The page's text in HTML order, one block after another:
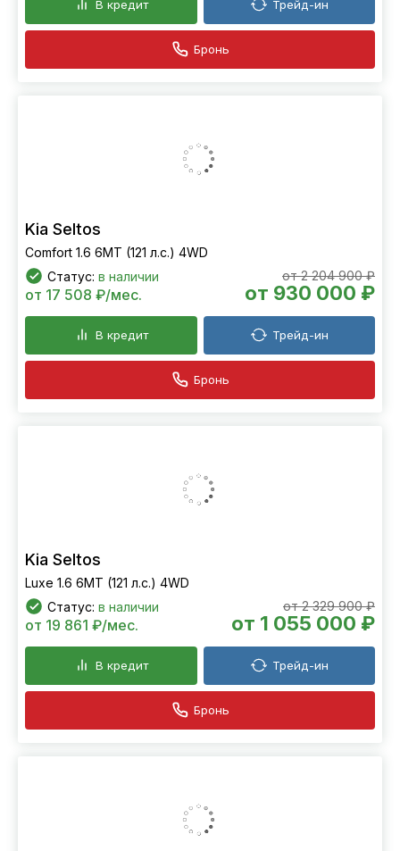
В кредит Трейд-ин
Бронь
Kia Seltos
Comfort 1.6 6МТ (121 л.с.) 4WD
Статус: в наличии от 2 204 900 ₽
от 930 000 ₽
от 17 508 ₽/мес.
В кредит Трейд-ин
Бронь
Kia Seltos
Luxe 1.6 6МТ (121 л.с.) 4WD
Статус: в наличии от 2 329 900 ₽
от 1 055 000 ₽
от 19 861 ₽/мес.
В кредит Трейд-ин
Бронь